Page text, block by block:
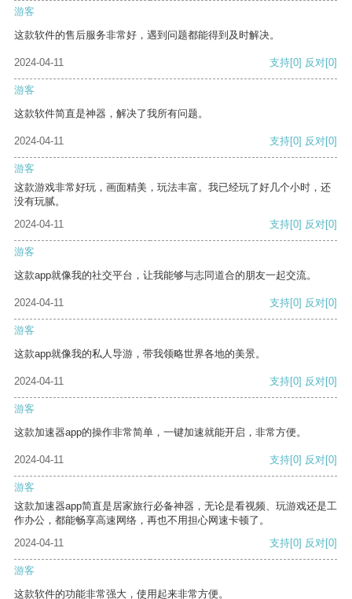
游客
这款软件的售后服务非常好，遇到问题都能得到及时解决。
2024-04-11 支持[0] 反对[0]
游客
这款软件简直是神器，解决了我所有问题。
2024-04-11 支持[0] 反对[0]
游客
这款游戏非常好玩，画面精美，玩法丰富。我已经玩了好几个小时，还
没有玩腻。
2024-04-11
支持[0] 反对[0]
游客
这款app就像我的社交平台，让我能够与志同道合的朋友一起交流。
2024-04-11 支持[0] 反对[0]
游客
这款app就像我的私人导游，带我领略世界各地的美景。
2024-04-11 支持[0] 反对[0]
游客
这款加速器app的操作非常简单，一键加速就能开启，非常方便。
2024-04-11 支持[0] 反对[0]
游客
这款加速器app简直是居家旅行必备神器，无论是看视频、玩游戏还是工
作办公，都能畅享高速网络，再也不用担心网速卡顿了。
2024-04-11
支持[0] 反对[0]
游客
这款软件的功能非常强大，使用起来非常方便。